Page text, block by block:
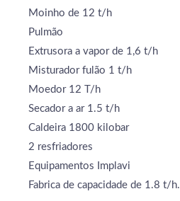
Moinho de 12 t/h
Pulmão
Extrusora a vapor de 1,6 t/h
Misturador fulão 1 t/h
Moedor 12 T/h
Secador a ar 1.5 t/h
Caldeira 1800 kilobar
2 resfriadores
Equipamentos Implavi
Fabrica de capacidade de 1.8 t/h.